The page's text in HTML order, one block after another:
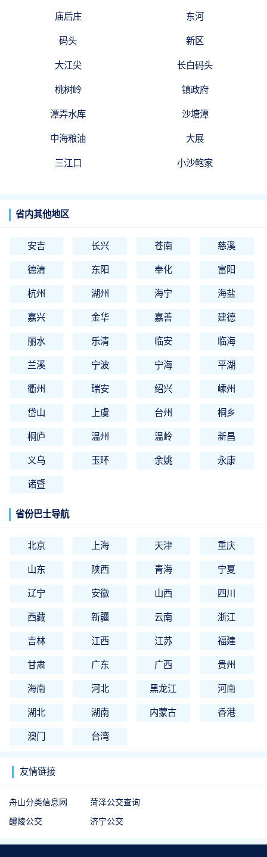
庙后庄 东河
码头 新区
大江尖 长白码头
桃树岭 镇政府
潭弄水库 沙塘潭
中海粮油 大展
三江口 小沙鲍家
省内其他地区
安吉 长兴 苍南 慈溪
德清 东阳 奉化 富阳
杭州 湖州 海宁 海盐
嘉兴 金华 嘉善 建德
丽水 乐清 临安 临海
兰溪 宁波 宁海 平湖
衢州 瑞安 绍兴 嵊州
岱山 上虞 台州 桐乡
桐庐 温州 温岭 新昌
义乌 玉环 余姚 永康
诸暨
省份巴士导航
北京 上海 天津 重庆
山东 陕西 青海 宁夏
辽宁 安徽 山西 四川
西藏 新疆 云南 浙江
吉林 江西 江苏 福建
甘肃 广东 广西 贵州
海南 河北 黑龙江 河南
湖北 湖南 内蒙古 香港
澳门 台湾
友情链接
舟山分类信息网 菏泽公交查询
醴陵公交 济宁公交